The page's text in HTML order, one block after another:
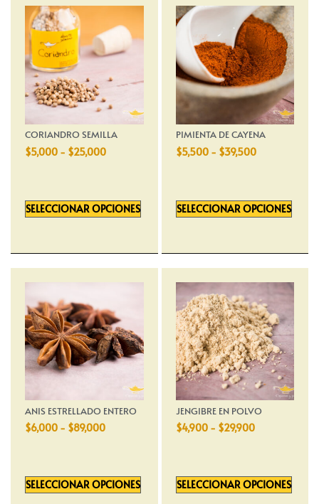
CORIANDRO SEMILLA
$5,000 - $25,000
SELECCIONAR OPCIONES
PIMIENTA DE CAYENA
$5,500 - $39,500
SELECCIONAR OPCIONES
ANIS ESTRELLADO ENTERO
$6,000 - $89,000
SELECCIONAR OPCIONES
JENGIBRE EN POLVO
$4,900 - $29,900
SELECCIONAR OPCIONES